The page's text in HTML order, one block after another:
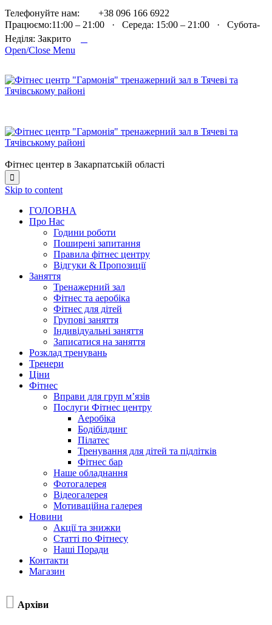
Телефонуйте нам:
+38 096 166 6922
Працюємо:11:00 – 21:00 · Середа: 15:00 – 21:00 · Субота-
Неділя: Закрито
Open/Close Menu
Фітнес центер в Закарпатській області

Skip to content
ГОЛОВНА
Про Нас
Години роботи
Поширені запитання
Правила фітнес центру
Відгуки & Пропозиції
Заняття
Тренажерний зал
Фітнес та аеробіка
Фітнес для дітей
Групові заняття
Індивідуальні заняття
Записатися на заняття
Розклад тренувань
Тренери
Ціни
Фітнес
Вправи для груп м’язів
Послуги Фітнес центру
Аеробіка
Бодібілдинг
Пілатес
Тренування для дітей та підлітків
Фітнес бар
Наше обладнання
Фотогалерея
Відеогалерея
Мотиваційна галерея
Новини
Акції та знижки
Статті по Фітнесу
Наші Поради
Контакти
Магазин
 Архіви